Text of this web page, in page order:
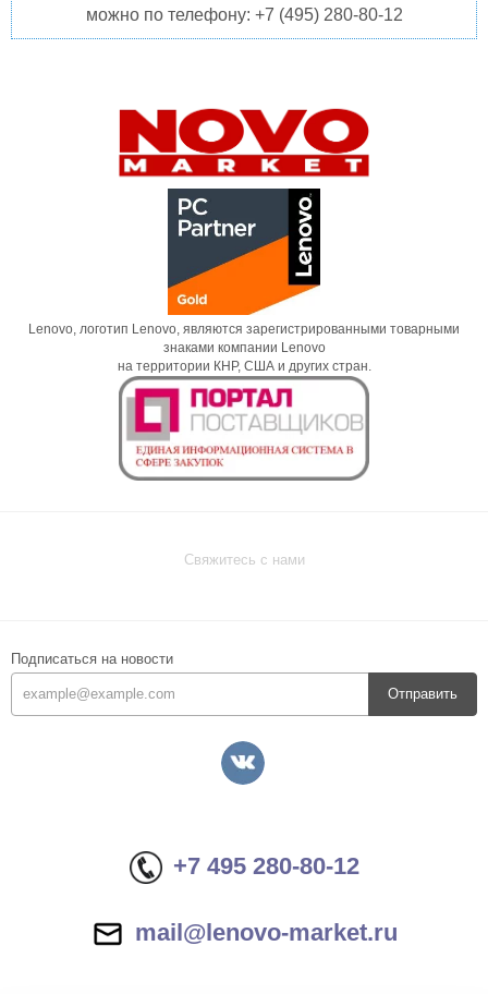
можно по телефону: +7 (495) 280-80-12
Lenovo, логотип Lenovo, являются зарегистрированными товарными
знаками компании Lenovo
на территории КНР, США и других стран.
Свяжитесь с нами
Подписаться на новости
Отправить
+7 495 280-80-12
mail@lenovo-market.ru